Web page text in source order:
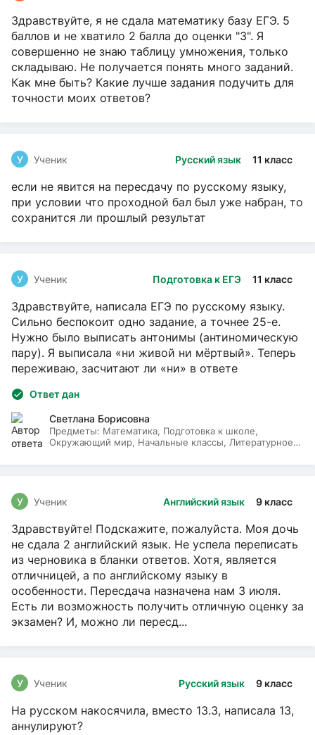
Здравствуйте, я не сдала математику базу ЕГЭ. 5
баллов и не хватило 2 балла до оценки "3". Я
совершенно не знаю таблицу умножения, только
складываю. Не получается понять много заданий.
Как мне быть? Какие лучше задания подучить для
точности моих ответов?
Русский язык 11 класс
У Ученик
если не явится на пересдачу по русскому языку,
при условии что проходной бал был уже набран, то
сохранится ли прошлый результат
Подготовка к ЕГЭ 11 класс
У Ученик
Здравствуйте, написала ЕГЭ по русскому языку.
Сильно беспокоит одно задание, а точнее 25-е.
Нужно было выписать антонимы (антиномическую
пару). Я выписала «ни живой ни мёртвый». Теперь
переживаю, засчитают ли «ни» в ответе
Ответ дан
Светлана Борисовна
Предметы: Математика, Подготовка к школе,
Окружающий мир, Начальные классы, Литературное
Английский язык 9 класс
У Ученик
Здравствуйте! Подскажите, пожалуйста. Моя дочь
не сдала 2 английский язык. Не успела переписать
из черновика в бланки ответов. Хотя, является
отличницей, а по английскому языку в
особенности. Пересдача назначена нам 3 июля.
Есть ли возможность получить отличную оценку за
экзамен? И, можно ли пересд...
Русский язык 9 класс
У Ученик
На русском накосячила, вместо 13.3, написала 13,
аннулируют?